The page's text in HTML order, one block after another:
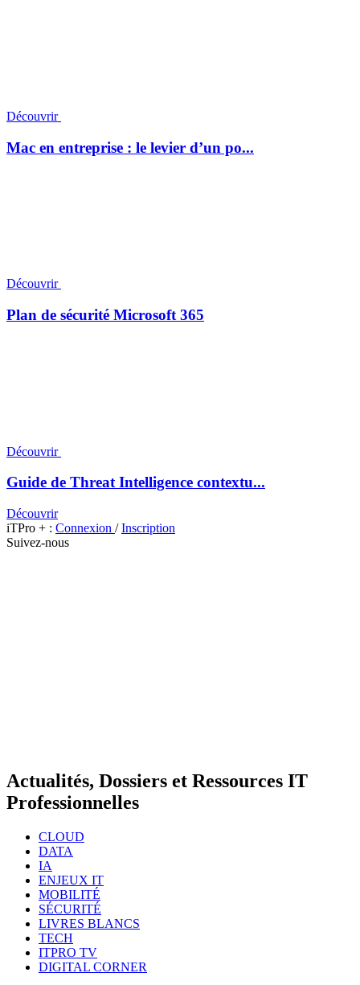
Découvrir
Mac en entreprise : le levier d’un po...
Découvrir
Plan de sécurité Microsoft 365
Découvrir
Guide de Threat Intelligence contextu...
Découvrir
iTPro + : Connexion /Inscription
Suivez-nous
Actualités, Dossiers et Ressources IT
Professionnelles
CLOUD
DATA
IA
ENJEUX IT
MOBILITÉ
SÉCURITÉ
LIVRES BLANCS
TECH
ITPRO TV
DIGITAL CORNER